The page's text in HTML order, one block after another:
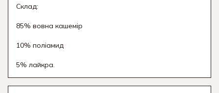
Склад:
85% вовна кашемір
10% поліамид
5% лайкра.